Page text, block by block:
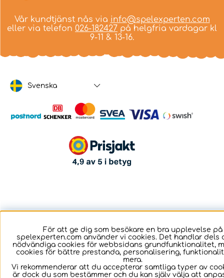
Vår kundtjänst nås via info@spelexperten.com
eller via telefon 026-182427 på helgfria vardagar kl
9-11 & 13-16.
Svenska
För att ge dig som besökare en bra upplevelse på
spelexperten.com använder vi cookies. Det handlar dels
nödvändiga cookies för webbsidans grundfunktionalitet,
cookies för bättre prestanda, personalisering,
mera.
Vi rekommenderar att du accepterar samtliga typer av
är dock du som bestämmer och du kan själv välja att